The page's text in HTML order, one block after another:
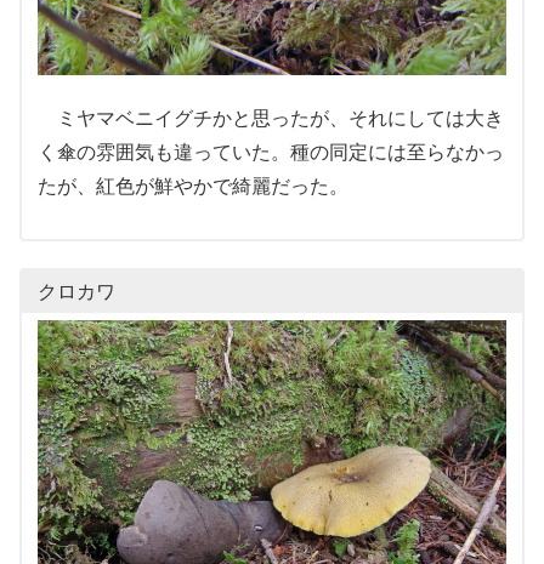
ミヤマベニイグチかと思ったが、それにしては大き
く傘の雰囲気も違っていた。種の同定には至らなかっ
たが、紅色が鮮やかで綺麗だった。
クロカワ